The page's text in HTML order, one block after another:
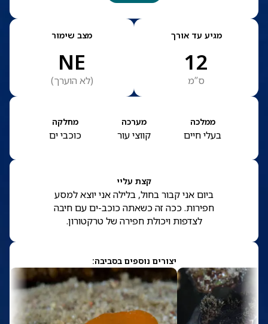
מגיע עד אורך
12
ס”מ
מצב שימור
NE
(לא הוערך)
ממלכה
בעלי חיים
מערכה
קווצי עור
מחלקה
כוכבי ים
קצת עליי
ביום אני קבור בחול, בלילה אני יוצא למסע
חפירות. ככה זה כשאתה כוכב-ים עם חיבה
לצדפות ויכולת חפירה של טרקטורון.
יצורים נוספים בסביבה: